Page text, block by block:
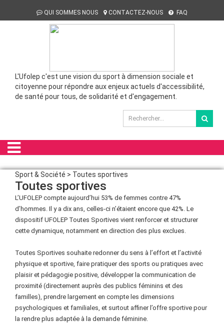
QUI SOMMES NOUS CONTACTEZ-NOUS FAQ
L'Ufolep c'est une vision du sport à dimension sociale et
citoyenne pour répondre aux enjeux actuels d'accessibilité,
de santé pour tous, de solidarité et d'engagement.
Sport & Société > Toutes sportives
Toutes sportives
L’UFOLEP compte aujourd’hui 53% de femmes contre 47%
d’hommes. Il y a dix ans, celles-ci n’étaient encore que 42%. Le
dispositif UFOLEP Toutes Sportives vient renforcer et structurer
cette dynamique, notamment en direction des plus exclues.
Toutes Sportives souhaite redonner du sens à l’effort et l’activité
physique et sportive, faire pratiquer des sports ou pratiques avec
plaisir et pédagogie positive, développer la communication de
proximité (directement auprès des publics féminins et des
familles), prendre largement en compte les dimensions
psychologiques et familiales, et surtout affiner l’offre sportive pour
la rendre plus adaptée à la demande féminine.